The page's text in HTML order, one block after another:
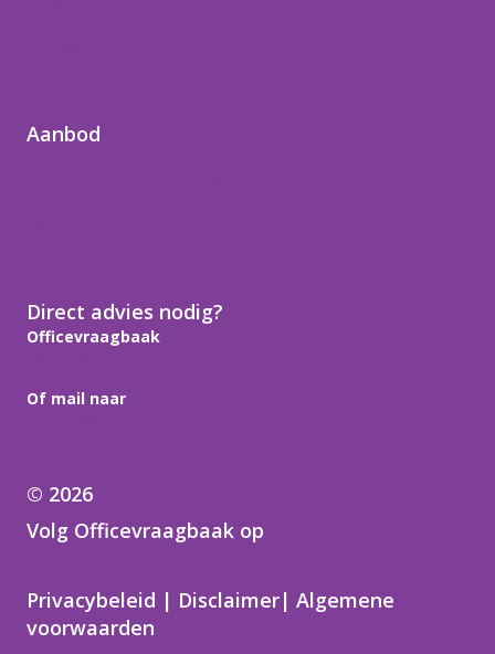
Aanbod
Direct advies nodig?
Officevraagbaak
Of mail naar
© 2026
Volg Officevraagbaak op
Privacybeleid | Disclaimer| Algemene
voorwaarden